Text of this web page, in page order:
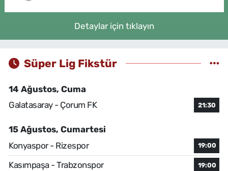
Detaylar için tıklayın
Süper Lig Fikstür
14 Ağustos, Cuma
Galatasaray - Çorum FK
21:30
15 Ağustos, Cumartesi
Konyaspor - Rizespor
19:00
Kasımpaşa - Trabzonspor 19:00